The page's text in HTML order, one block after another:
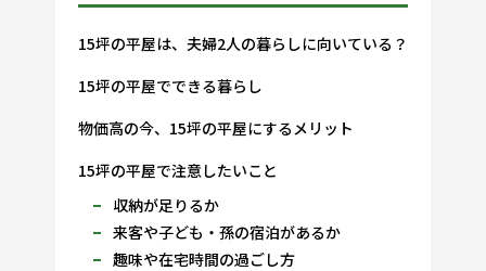
15坪の平屋は、夫婦2人の暮らしに向いている？
15坪の平屋でできる暮らし
物価高の今、15坪の平屋にするメリット
15坪の平屋で注意したいこと
収納が足りるか
来客や子ども・孫の宿泊があるか
趣味や在宅時間の過ごし方